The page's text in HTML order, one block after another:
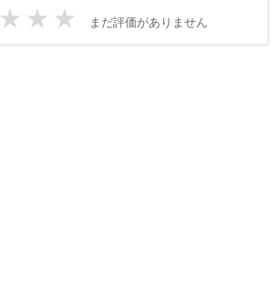
★ ★ ★ まだ評価がありません